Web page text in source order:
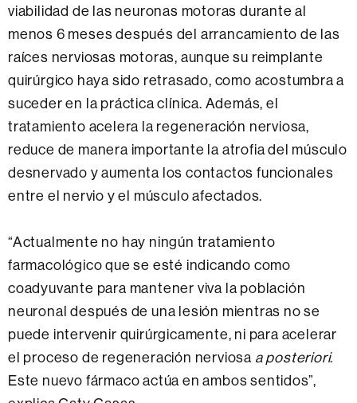
viabilidad de las neuronas motoras durante al
menos 6 meses después del arrancamiento de las
raíces nerviosas motoras, aunque su reimplante
quirúrgico haya sido retrasado, como acostumbra a
suceder en la práctica clínica. Además, el
tratamiento acelera la regeneración nerviosa,
reduce de manera importante la atrofia del músculo
desnervado y aumenta los contactos funcionales
entre el nervio y el músculo afectados.
“Actualmente no hay ningún tratamiento
farmacológico que se esté indicando como
coadyuvante para mantener viva la población
neuronal después de una lesión mientras no se
puede intervenir quirúrgicamente, ni para acelerar
el proceso de regeneración nerviosa a posteriori.
Este nuevo fármaco actúa en ambos sentidos”,